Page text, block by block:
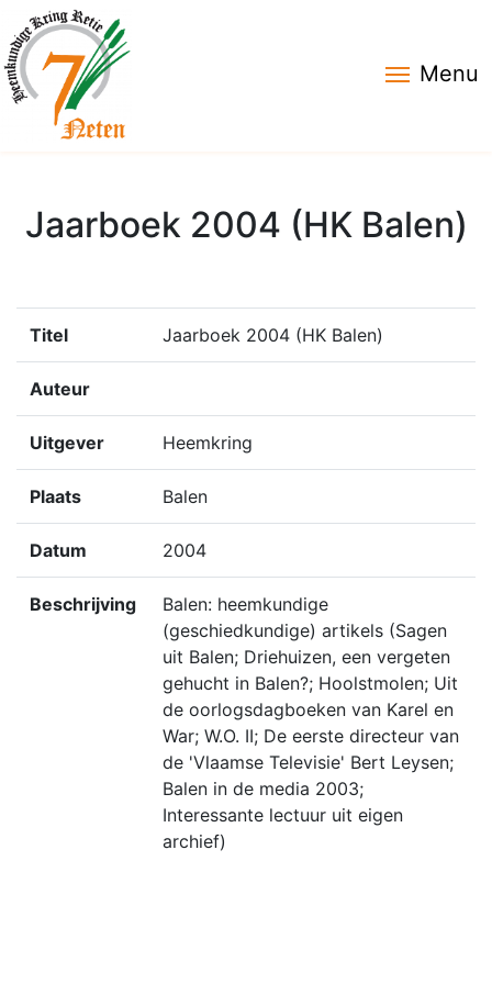
Menu
Jaarboek 2004 (HK Balen)
Titel Jaarboek 2004 (HK Balen)
Auteur
Uitgever Heemkring
Plaats Balen
Datum 2004
Beschrijving
Balen: heemkundige
(geschiedkundige) artikels (Sagen
uit Balen; Driehuizen, een vergeten
gehucht in Balen?; Hoolstmolen; Uit
de oorlogsdagboeken van Karel en
War; W.O. II; De eerste directeur van
de 'Vlaamse Televisie' Bert Leysen;
Balen in de media 2003;
Interessante lectuur uit eigen
archief)